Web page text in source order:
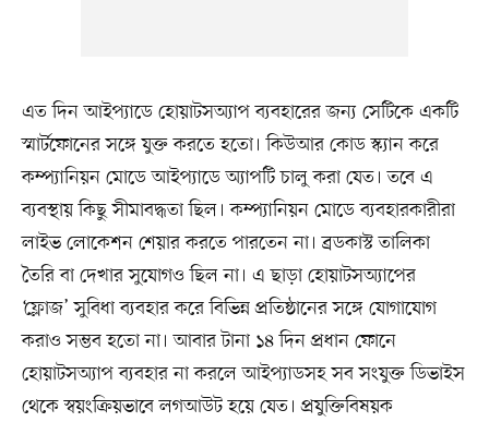
এত দিন আইপ্যাডে হোয়াটসঅ্যাপ ব্যবহারের জন্য সেটিকে একটি
স্মার্টফোনের সঙ্গে যুক্ত করতে হতো। কিউআর কোড স্ক্যান করে
কম্প্যানিয়ন মোডে আইপ্যাডে অ্যাপটি চালু করা যেত। তবে এ
ব্যবস্থায় কিছু সীমাবদ্ধতা ছিল। কম্প্যানিয়ন মোডে ব্যবহারকারীরা
লাইভ লোকেশন শেয়ার করতে পারতেন না। ব্রডকাস্ট তালিকা
তৈরি বা দেখার সুযোগও ছিল না। এ ছাড়া হোয়াটসঅ্যাপের
‘ফ্লোজ’ সুবিধা ব্যবহার করে বিভিন্ন প্রতিষ্ঠানের সঙ্গে যোগাযোগ
করাও সম্ভব হতো না। আবার টানা ১৪ দিন প্রধান ফোনে
হোয়াটসঅ্যাপ ব্যবহার না করলে আইপ্যাডসহ সব সংযুক্ত ডিভাইস
থেকে স্বয়ংক্রিয়ভাবে লগআউট হয়ে যেত। প্রযুক্তিবিষয়ক